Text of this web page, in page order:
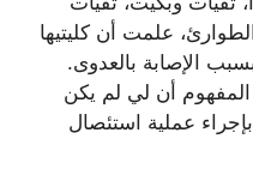
علمت أن كليتيها
30% فقط بسبب الإصابة بالعدوى.
أن لي لم يكن
عملية استئصال